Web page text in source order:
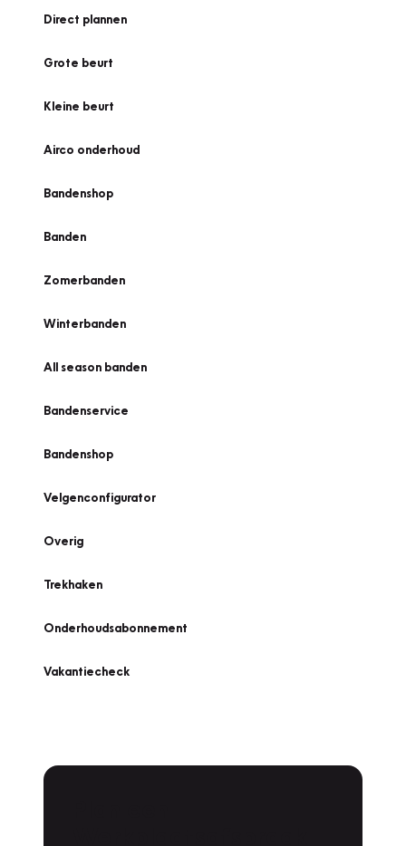
Direct plannen
Grote beurt
Kleine beurt
Airco onderhoud
Bandenshop
Banden
Zomerbanden
Winterbanden
All season banden
Bandenservice
Bandenshop
Velgenconfigurator
Overig
Trekhaken
Onderhoudsabonnement
Vakantiecheck